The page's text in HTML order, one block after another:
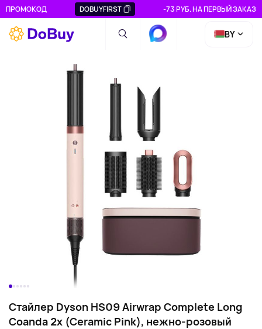
ПРОМОКОД DOBUYFIRST -73 РУБ. НА ПЕРВЫЙ ЗАКАЗ
BY
Стайлер Dyson HS09 Airwrap Complete Long
Coanda 2x (Ceramic Pink), нежно-розовый